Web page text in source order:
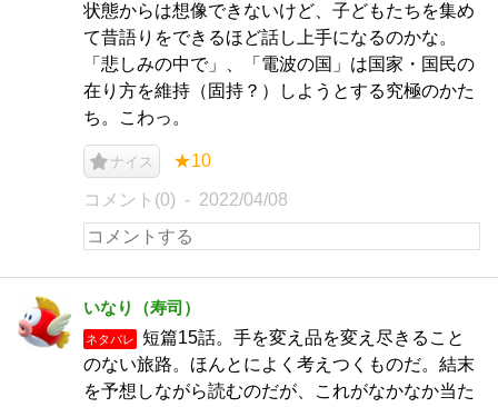
状態からは想像できないけど、子どもたちを集め
て昔語りをできるほど話し上手になるのかな。
「悲しみの中で」、「電波の国」は国家・国民の
在り方を維持（固持？）しようとする究極のかた
ち。こわっ。
ナイス ★10
コメント(0) 2022/04/08
いなり（寿司）
ネタバレ
短篇15話。手を変え品を変え尽きること
のない旅路。ほんとによく考えつくものだ。結末
を予想しながら読むのだが、これがなかなか当た